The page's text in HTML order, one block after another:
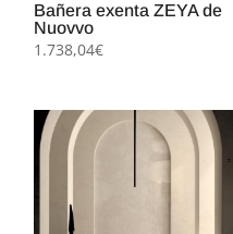
Bañera exenta ZEYA de
Nuovvo
1.738,04€